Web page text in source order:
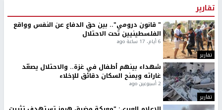
تقارير
تقارير
" قانون درومي".. بين حق الدفاع عن النفس وواقع
الفلسطينيين تحت الاحتلال
6 أيام، 17 ساعة ago
تقارير
شهداء بينهم أطفال في غزة.. والاحتلال يصعّد
غاراته ويمنح السكان دقائق للإخلاء
2 أسبوعين ago